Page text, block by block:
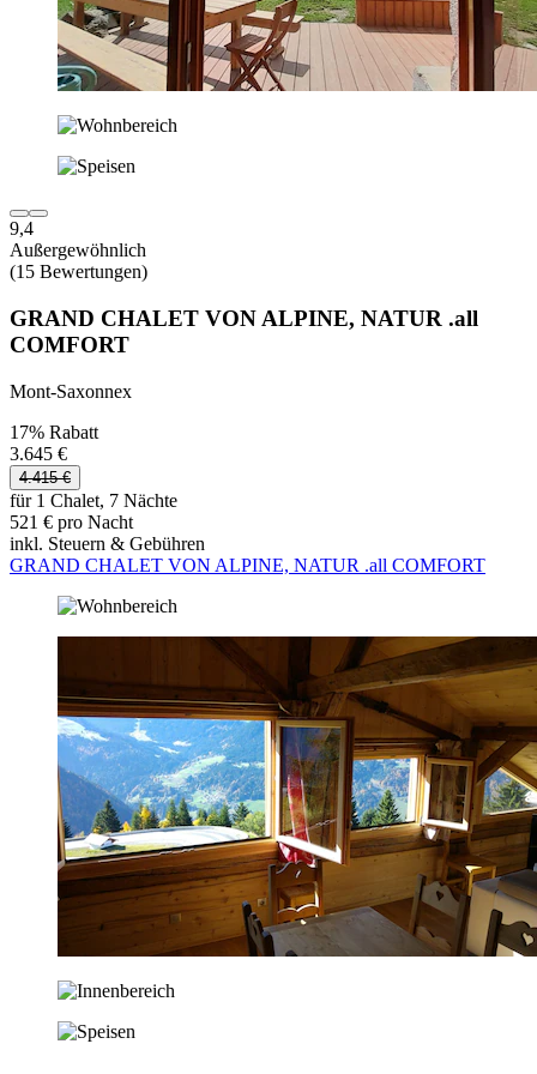
9,4
Außergewöhnlich
(15 Bewertungen)
GRAND CHALET VON ALPINE, NATUR .all
COMFORT
Mont-Saxonnex
17% Rabatt
3.645 €
4.415 €
für 1 Chalet, 7 Nächte
521 € pro Nacht
inkl. Steuern & Gebühren
GRAND CHALET VON ALPINE, NATUR .all COMFORT